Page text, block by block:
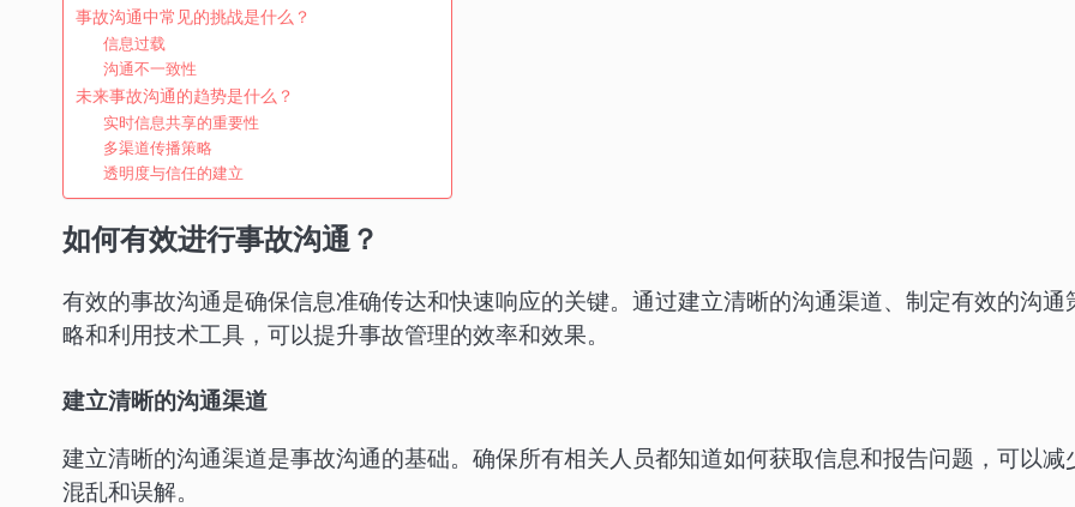
事故沟通中常见的挑战是什么？
信息过载
沟通不一致性
未来事故沟通的趋势是什么？
实时信息共享的重要性
多渠道传播策略
透明度与信任的建立
如何有效进行事故沟通？
有效的事故沟通是确保信息准确传达和快速响应的关键。通过建立清晰的沟通渠道、制定有效的沟通
略和利用技术工具，可以提升事故管理的效率和效果。
建立清晰的沟通渠道
建立清晰的沟通渠道是事故沟通的基础。确保所有相关人员都知道如何获取信息和报告问题，可以减
混乱和误解。